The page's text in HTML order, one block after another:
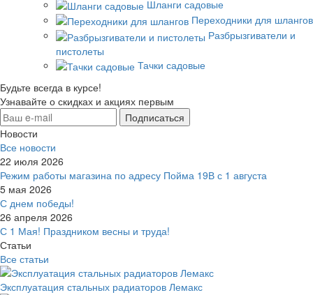
Шланги садовые
Переходники для шлангов
Разбрызгиватели и
пистолеты
Тачки садовые
Будьте всегда в курсе!
Узнавайте о скидках и акциях первым
Новости
Все новости
22 июля 2026
Режим работы магазина по адресу Пойма 19В с 1 августа
5 мая 2026
С днем победы!
26 апреля 2026
С 1 Мая! Праздником весны и труда!
Статьи
Все статьи
Эксплуатация стальных радиаторов Лемакс